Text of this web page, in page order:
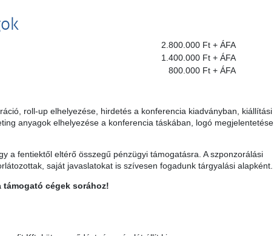
2.800.000 Ft + ÁFA
1.400.000 Ft + ÁFA
800.000 Ft + ÁFA
roll-up elhelyezése, hirdetés a konferencia kiadványban, kiállítási
anyagok elhelyezése a konferencia táskában, logó megjelentetése.
a fentiektől eltérő összegű pénzügyi támogatásra. A szponzorálási
saját javaslatokat is szívesen fogadunk tárgyalási alapként.
cégek sorához!